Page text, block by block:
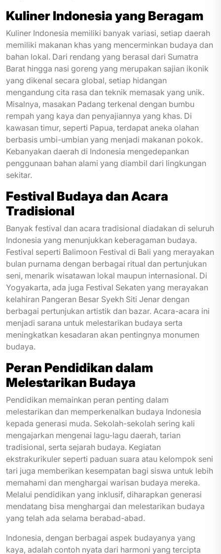
Kuliner Indonesia yang Beragam
Kuliner Indonesia memiliki banyak variasi, setiap daerah
memiliki makanan khas yang mencerminkan budaya dan
bahan lokal. Dari rendang yang berasal dari Sumatra
Barat hingga nasi goreng yang merupakan sajian ikonik
yang dikenal secara global, setiap hidangan
mengandung cita rasa dan teknik memasak yang unik.
Misalnya, masakan Padang terkenal dengan bumbu
rempah yang kaya dan penyajiannya yang khas. Di
kawasan timur, seperti Papua, terdapat aneka olahan
berbasis umbi-umbian yang menjadi makanan pokok.
Kebanyakan daerah di Indonesia mengedepankan
penggunaan bahan alami yang diambil dari lingkungan
sekitar.
Festival Budaya dan Acara
Tradisional
Banyak festival dan acara tradisional diadakan di seluruh
Indonesia yang menunjukkan keberagaman budaya.
Festival seperti Balimoon Festival di Bali yang merayakan
bulan purnama dengan berbagai ritual dan pertunjukan
seni, menarik wisatawan lokal maupun internasional. Di
Yogyakarta, ada juga Festival Sekaten yang merayakan
kelahiran Pangeran Besar Syekh Siti Jenar dengan
berbagai pertunjukan artistik dan bazar. Acara-acara ini
menjadi sarana untuk melestarikan budaya serta
meningkatkan kesadaran akan pentingnya monumen
budaya.
Peran Pendidikan dalam
Melestarikan Budaya
Pendidikan memainkan peran penting dalam
melestarikan dan memperkenalkan budaya Indonesia
kepada generasi muda. Sekolah-sekolah sering kali
mengajarkan mengenai lagu-lagu daerah, tarian
tradisional, serta sejarah budaya. Kegiatan
ekstrakurikuler seperti paduan suara atau kelompok seni
tari juga memberikan kesempatan bagi siswa untuk lebih
memahami dan menghargai warisan budaya mereka.
Melalui pendidikan yang inklusif, diharapkan generasi
mendatang bisa menghargai dan melestarikan budaya
yang telah ada selama berabad-abad.
Indonesia, dengan berbagai aspek budayanya yang
kaya, adalah contoh nyata dari harmoni yang tercipta